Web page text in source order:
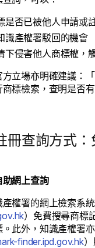
是否已被他人申請或
識產權署駁回的機會
下侵害他人商標權，
立場亦明確建議：
標檢索，查明是否
冊查詢方式
助網上查詢
權署的網上檢索系統
）免費搜尋商標
此外，知識產權署
finder.ipd.gov.hk）